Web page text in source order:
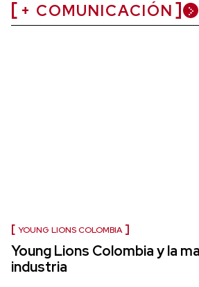
+ COMUNICACIÓN
YOUNG LIONS COLOMBIA
Young Lions Colombia y la
industria